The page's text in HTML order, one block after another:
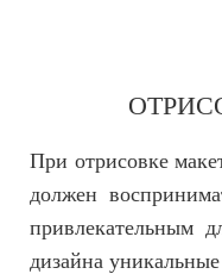
При отрисовке
должен
привлекательным
дизайна